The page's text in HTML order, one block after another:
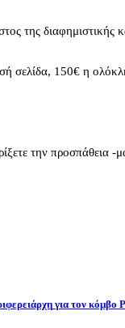
της διαφημιστικής
σελίδα, 150€ η
την προσπάθεια -
για τον κόμβο